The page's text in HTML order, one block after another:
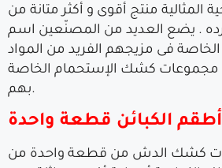
المثالية منتج أقوى و أكثر متانة من
. يضع العديد من المصنّعين اسم
الخاصة فى مزيجهم الفريد من المواد
كشك الإستحمام الخاصة
بهم.
أطقم الكبائن قطعة واحدة
كشك الدش من قطعة واحدة من